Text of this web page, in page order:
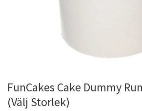
FunCakes Cake Dummy
(Välj Storlek)